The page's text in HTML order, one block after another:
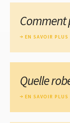
EN SAVOIR PLUS
Quelle
EN SAVOIR PLUS